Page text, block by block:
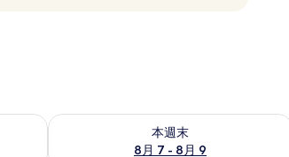
本週末
8月 7 - 8月 9
查看本週末 (8月 7 - 8月 9) 的供應情況